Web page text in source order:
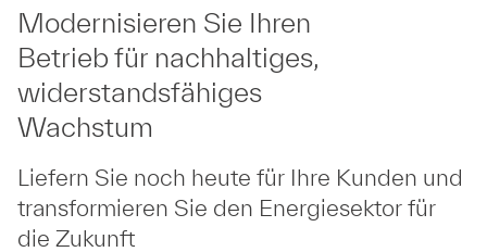
Modernisieren Sie Ihren
Betrieb für nachhaltiges,
widerstandsfähiges
Wachstum
Liefern Sie noch heute für Ihre Kunden und
transformieren Sie den Energiesektor für
die Zukunft